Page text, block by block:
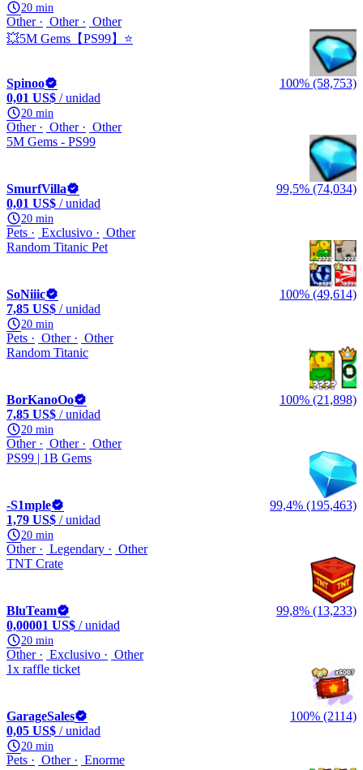
20 min
Other Other
Other
💥5M Gems【PS99】⭐
Spinoo
100% (58,753)
0,01 US$ / unidad
20 min
Other Other
Other
5M Gems - PS99
SmurfVilla
99,5% (74,034)
0,01 US$ / unidad
20 min
Pets Exclusivo
Other
Random Titanic Pet
SoNiiic
100% (49,614)
7,85 US$ / unidad
20 min
Pets Other
Other
Random Titanic
BorKanoOo
100% (21,898)
7,85 US$ / unidad
20 min
Other Other
Other
PS99 | 1B Gems
-S1mple
99,4% (195,463)
1,79 US$ / unidad
20 min
Other Legendary
Other
TNT Crate
BluTeam
99,8% (13,233)
0,00001 US$ / unidad
20 min
Other Exclusivo
Other
1x raffle ticket
GarageSales
100% (2114)
0,05 US$ / unidad
20 min
Pets Other
Enorme